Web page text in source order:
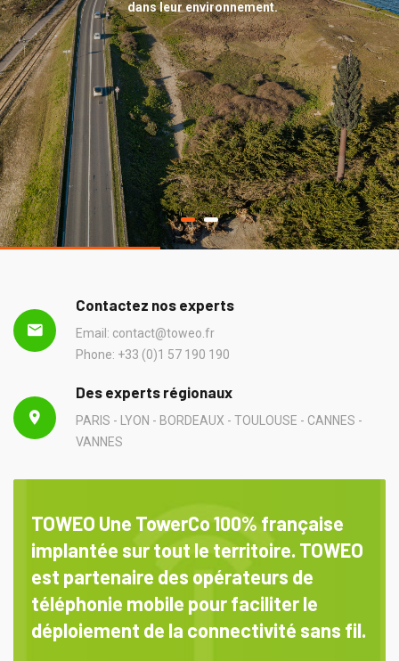
Contactez nos experts
Email: contact@toweo.fr
Phone: +33 (0)1 57 190 190
Des experts régionaux
PARIS - LYON - BORDEAUX - TOULOUSE - CANNES -
VANNES
TOWEO Une TowerCo 100% française
implantée sur tout le territoire. TOWEO
est partenaire des opérateurs de
téléphonie mobile pour faciliter le
déploiement de la connectivité sans fil.